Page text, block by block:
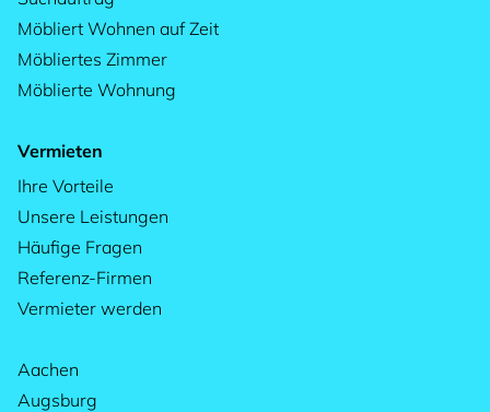
Möbliert Wohnen auf Zeit
Möbliertes Zimmer
Möblierte Wohnung
Vermieten
Ihre Vorteile
Unsere Leistungen
Häufige Fragen
Referenz-Firmen
Vermieter werden
Aachen
Augsburg